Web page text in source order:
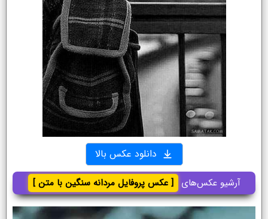
دانلود عکس بالا
آرشیو عکس‌های [ عکس پروفایل مردانه سنگین با متن ]